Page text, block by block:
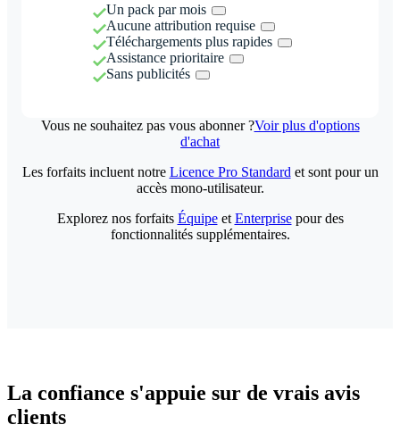
Un pack par mois
Aucune attribution requise
Téléchargements plus rapides
Assistance prioritaire
Sans publicités
Vous ne souhaitez pas vous abonner ?Voir plus d'options
d'achat
Les forfaits incluent notre Licence Pro Standard et sont pour un
accès mono-utilisateur.
Explorez nos forfaits Équipeet Enterprisepour des
fonctionnalités supplémentaires.
La confiance s'appuie sur de vrais avis
clients